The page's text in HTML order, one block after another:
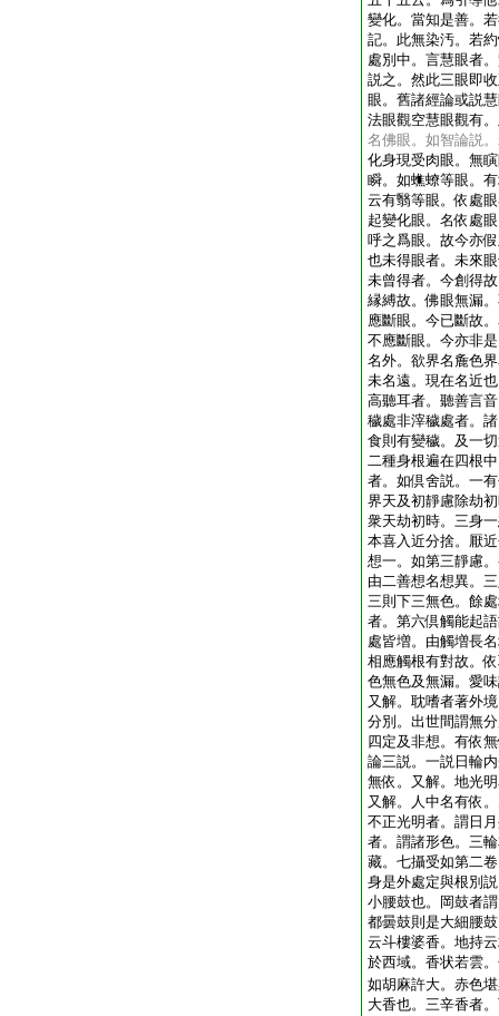
變化。當知是善。
記。此無染汚。若
處別中。言慧眼者
説之。然此三眼即
眼。舊諸經論或説
法眼觀空慧眼觀有
名佛眼。如智論説
化身現受肉眼。無
瞬。如蟭蟟等眼。
云有翳等眼。依處
起變化眼。名依處
呼之爲眼。故今亦
也未得眼者。未來
未曾得者。今創得
縁縛故。佛眼無漏
應斷眼。今已斷故
不應斷眼。今亦非
名外。欲界名麁色
未名遠。現在名近
高聽耳者。聽善言
穢處非滓穢處者。
食則有變穢。及一
二種身根遍在四根
者。如倶舍説。一
界天及初靜慮除劫
衆天劫初時。三身
本喜入近分捨。厭
想一。如第三靜慮
由二善想名想異。
三則下三無色。餘
者。第六倶觸能起
處皆増。由觸増長
相應觸根有對故。
色無色及無漏。愛
又解。耽嗜者著外
分別。出世間謂無
四定及非想。有依
論三説。一説日輪
無依。又解。地光
又解。人中名有依
不正光明者。謂日
者。謂諸形色。三
藏。七攝受如第二
身是外處定與根別
小腰鼓也。岡鼓者
都曇鼓則是大細腰
云斗樓婆香。地持
於西域。香状若雲
如胡麻許大。赤色
大香也。三辛香者